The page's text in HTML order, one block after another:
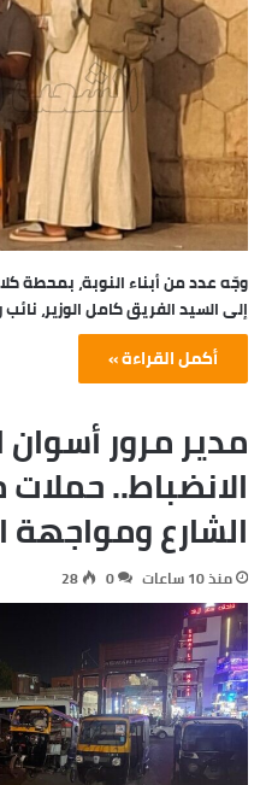
وجّه عدد من أبناء النوبة، بمحطة
إلى السيد الفريق كامل الوزير،
أكمل القراءة »
مدير مرور
الانضباط..
الشارع ومواجهة
منذ 10 ساعات 0
28